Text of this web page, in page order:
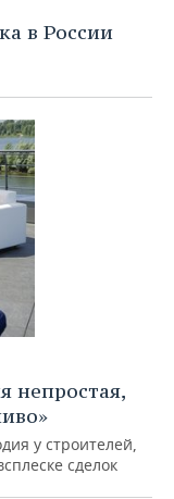
в России
непростая,
у строителей,
сделок